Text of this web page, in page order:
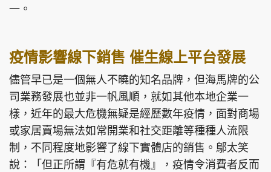
一。
疫情影響線下銷售 催生線上平台發展
儘管早已是一個無人不曉的知名品牌，但海馬牌的公
司業務發展也並非一帆風順，就如其他本地企業一
樣，近年的最大危機無疑是經歷數年疫情，面對商場
或家居賣場無法如常開業和社交距離等種種人流限
制，不同程度地影響了線下實體店的銷售。鄔太笑
說：「但正所謂『有危就有機』，疫情令消費者反而